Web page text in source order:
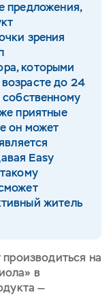
предложения,
зрения
которыми
до 24
собственному
приятные
он может
Easy
житель
на
в
—